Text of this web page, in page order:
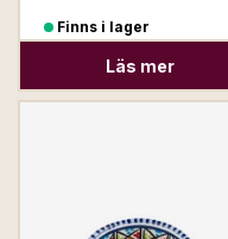
Finns i lager
Läs mer